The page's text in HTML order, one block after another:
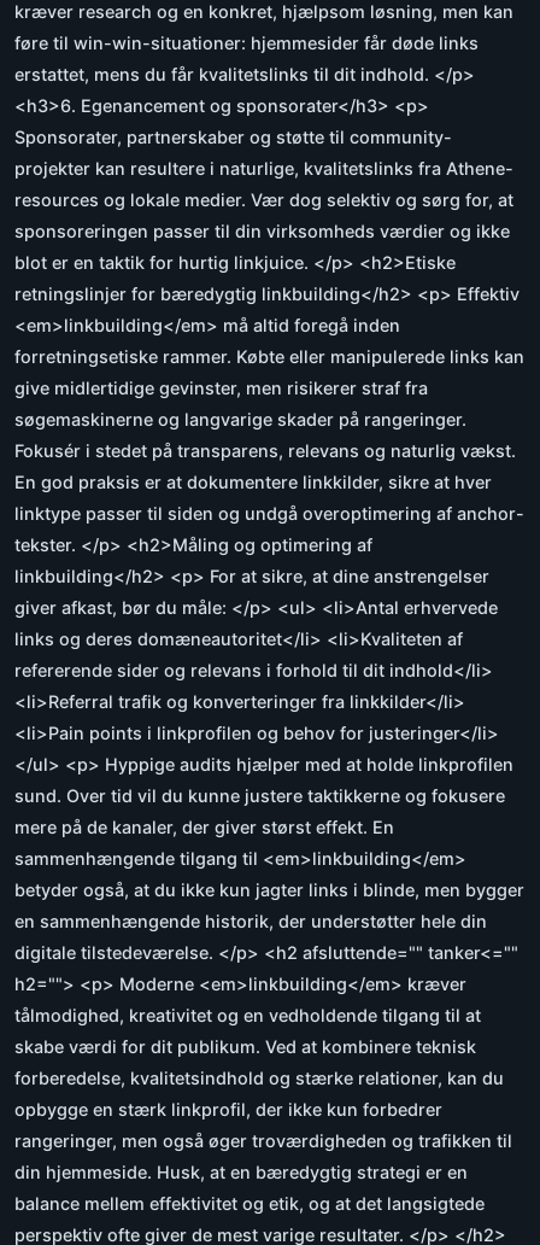
kræver research og en konkret, hjælpsom løsning, men kan
føre til win-win-situationer: hjemmesider får døde links
erstattet, mens du får kvalitetslinks til dit indhold. </p>
<h3>6. Egenancement og sponsorater</h3> <p>
Sponsorater, partnerskaber og støtte til community-
projekter kan resultere i naturlige, kvalitetslinks fra Athene-
resources og lokale medier. Vær dog selektiv og sørg for, at
sponsoreringen passer til din virksomheds værdier og ikke
blot er en taktik for hurtig linkjuice. </p> <h2>Etiske
retningslinjer for bæredygtig linkbuilding</h2> <p> Effektiv
<em>linkbuilding</em> må altid foregå inden
forretningsetiske rammer. Købte eller manipulerede links kan
give midlertidige gevinster, men risikerer straf fra
søgemaskinerne og langvarige skader på rangeringer.
Fokusér i stedet på transparens, relevans og naturlig vækst.
En god praksis er at dokumentere linkkilder, sikre at hver
linktype passer til siden og undgå overoptimering af anchor-
tekster. </p> <h2>Måling og optimering af
linkbuilding</h2> <p> For at sikre, at dine anstrengelser
giver afkast, bør du måle: </p> <ul> <li>Antal erhvervede
links og deres domæneautoritet</li> <li>Kvaliteten af
refererende sider og relevans i forhold til dit indhold</li>
<li>Referral trafik og konverteringer fra linkkilder</li>
<li>Pain points i linkprofilen og behov for justeringer</li>
</ul> <p> Hyppige audits hjælper med at holde linkprofilen
sund. Over tid vil du kunne justere taktikkerne og fokusere
mere på de kanaler, der giver størst effekt. En
sammenhængende tilgang til <em>linkbuilding</em>
betyder også, at du ikke kun jagter links i blinde, men bygger
en sammenhængende historik, der understøtter hele din
digitale tilstedeværelse. </p> <h2 afsluttende="" tanker<=""
h2=""> <p> Moderne <em>linkbuilding</em> kræver
tålmodighed, kreativitet og en vedholdende tilgang til at
skabe værdi for dit publikum. Ved at kombinere teknisk
forberedelse, kvalitetsindhold og stærke relationer, kan du
opbygge en stærk linkprofil, der ikke kun forbedrer
rangeringer, men også øger troværdigheden og trafikken til
din hjemmeside. Husk, at en bæredygtig strategi er en
balance mellem effektivitet og etik, og at det langsigtede
perspektiv ofte giver de mest varige resultater. </p> </h2>